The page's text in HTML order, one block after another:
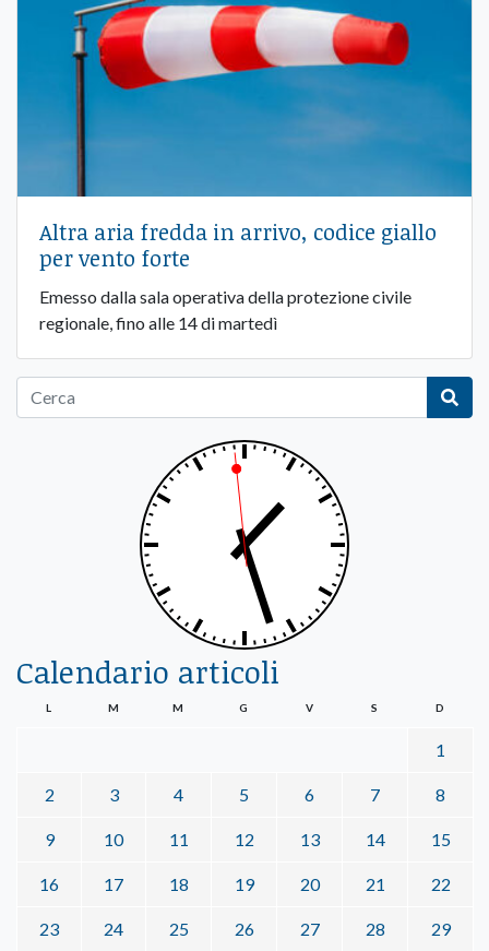
Altra aria fredda in arrivo, codice giallo
per vento forte
Emesso dalla sala operativa della protezione civile
regionale, fino alle 14 di martedì
Calendario articoli
L M M G V S D
1
2 3 4 5 6 7 8
9 10 11 12 13 14 15
16 17 18 19 20 21 22
23 24 25 26 27 28 29